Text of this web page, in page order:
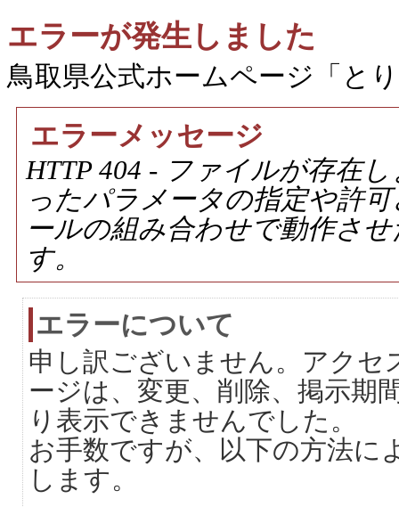
エラーが発生しました
鳥取県公式ホームページ「と
エラーメッセージ
HTTP 404 - ファイルが存在
ったパラメータの指定や許
ールの組み合わせで動作さ
す。
エラーについて
申し訳ございません。アクセ
ージは、変更、削除、掲示期
り表示できませんでした。
お手数ですが、以下の方法に
します。